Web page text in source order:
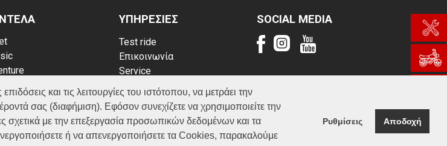
και τις λειτουργίες του ιστότοπου, να μετράει την
σας (διαφήμιση). Εφόσον συνεχίζετε να χρησιμοποιείτε την
σχετικά με την επεξεργασία προσωπικών δεδομένων και τα
ή να απενεργοποιήσετε τα Cookies, παρακαλούμε
Ρυθμίσεις Αποδοχή
ΥΠΗΡΕΣΙΕΣ
Test ride
Επικοινωνία
Service
Κατάλογος
FAQ
SOCIAL MEDIA